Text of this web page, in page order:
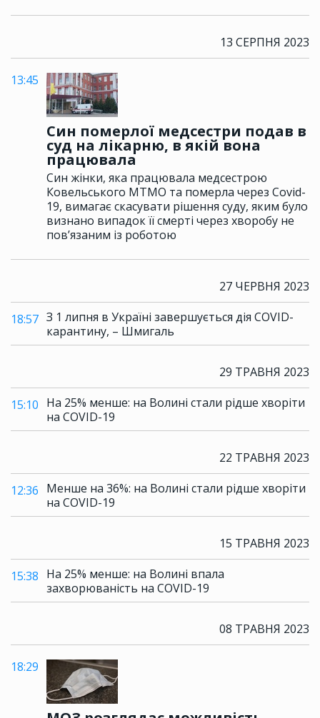
13 СЕРПНЯ 2023
13:45
Син померлої медсестри подав в
суд на лікарню, в якій вона
працювала
Син жінки, яка працювала медсестрою
Ковельського МТМО та померла через Covid-
19, вимагає скасувати рішення суду, яким було
визнано випадок її смерті через хворобу не
пов’язаним із роботою
27 ЧЕРВНЯ 2023
18:57 З 1 липня в Україні завершується дія COVID-
карантину, – Шмигаль
29 ТРАВНЯ 2023
15:10 На 25% менше: на Волині стали рідше хворіти
на COVID-19
22 ТРАВНЯ 2023
12:36 Менше на 36%: на Волині стали рідше хворіти
на COVID-19
15 ТРАВНЯ 2023
15:38 На 25% менше: на Волині впала
захворюваність на COVID-19
08 ТРАВНЯ 2023
18:29